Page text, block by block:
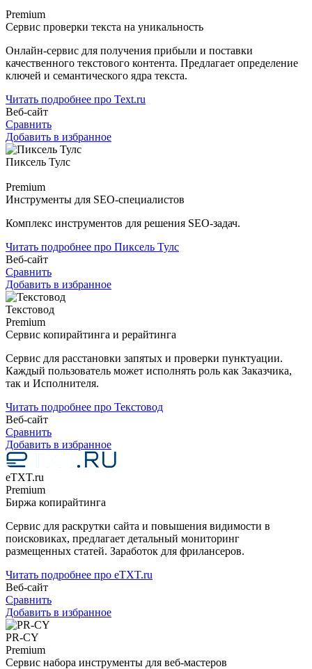
Premium
Сервис проверки текста на уникальность
Онлайн-сервис для получения прибыли и поставки
качественного текстового контента. Предлагает определение
ключей и семантического ядра текста.
Читать подробнее про Text.ru
Веб-сайт
Сравнить
Добавить в избранное
Пиксель Тулс
Premium
Инструменты для SEO-специалистов
Комплекс инструментов для решения SEO-задач.
Читать подробнее про Пиксель Тулс
Веб-сайт
Сравнить
Добавить в избранное
Текстовод
Premium
Сервис копирайтинга и рерайтинга
Сервис для расстановки запятых и проверки пунктуации.
Каждый пользователь может исполнять роль как Заказчика,
так и Исполнителя.
Читать подробнее про Текстовод
Веб-сайт
Сравнить
Добавить в избранное
eTXT.ru
Premium
Биржа копирайтинга
Сервис для раскрутки сайта и повышения видимости в
поисковиках, предлагает детальный мониторинг
размещенных статей. Заработок для фрилансеров.
Читать подробнее про eTXT.ru
Веб-сайт
Сравнить
Добавить в избранное
PR-CY
Premium
Сервис набора инструменты для веб-мастеров